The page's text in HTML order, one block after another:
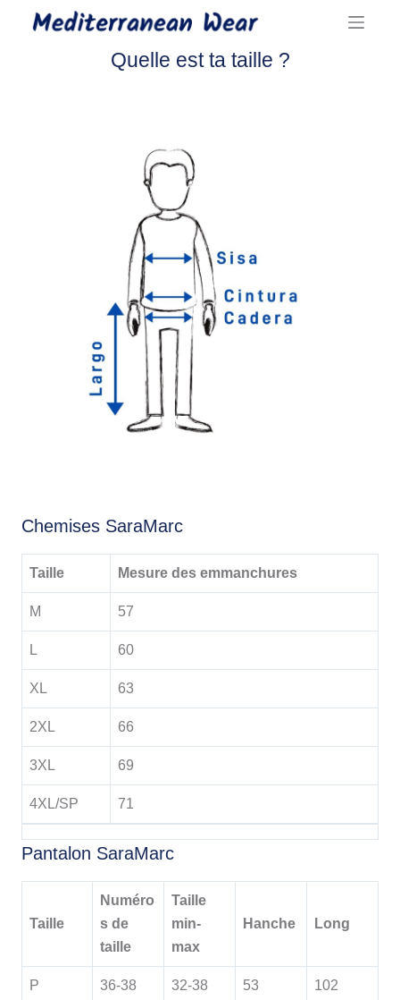
Passer
Quelle est ta taille ?
Chemises SaraMarc
Taille Mesure des emmanchures
M 57
L 60
XL 63
2XL 66
3XL 69
4XL/SP 71
Pantalon SaraMarc
Taille
Numéro
s de
taille
Taille
min-
max
Hanche Long
P 36-38 32-38 53 102